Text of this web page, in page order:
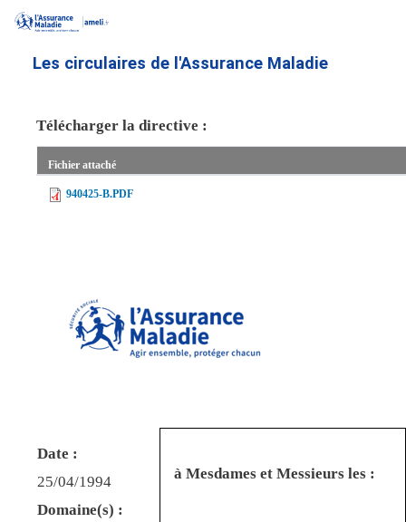
contenu
Les circulaires de l'Assurance Maladie
Télécharger la directive :
Fichier attaché
940425-B.PDF
Date :
25/04/1994
Domaine(s) :
à Mesdames et Messieurs les :